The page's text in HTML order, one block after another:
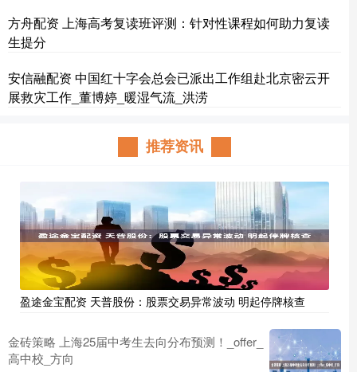
方舟配资 上海高考复读班评测：针对性课程如何助力复读
生提分
安信融配资 中国红十字会总会已派出工作组赴北京密云开
展救灾工作_董博婷_暖湿气流_洪涝
推荐资讯
盈途金宝配资 天普股份：股票交易异常波动 明起停牌核查
金砖策略 上海25届中考生去向分布预测！_offer_
高中校_方向